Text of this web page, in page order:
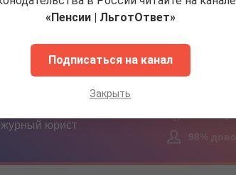
«Пенсии | ЛьготОтвет»
Подписаться на канал
Закрыть